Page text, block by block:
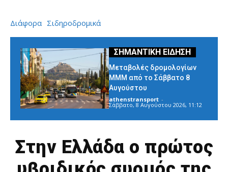
Διάφορα Σιδηροδρομικά
Μεταβολές δρομολογίων
ΜΜΜ από το Σάββατο 8
Αυγούστου
athenstransport -
Σάββατο, 8 Αυγούστου 2026, 11:12
Στην Ελλάδα ο πρώτος